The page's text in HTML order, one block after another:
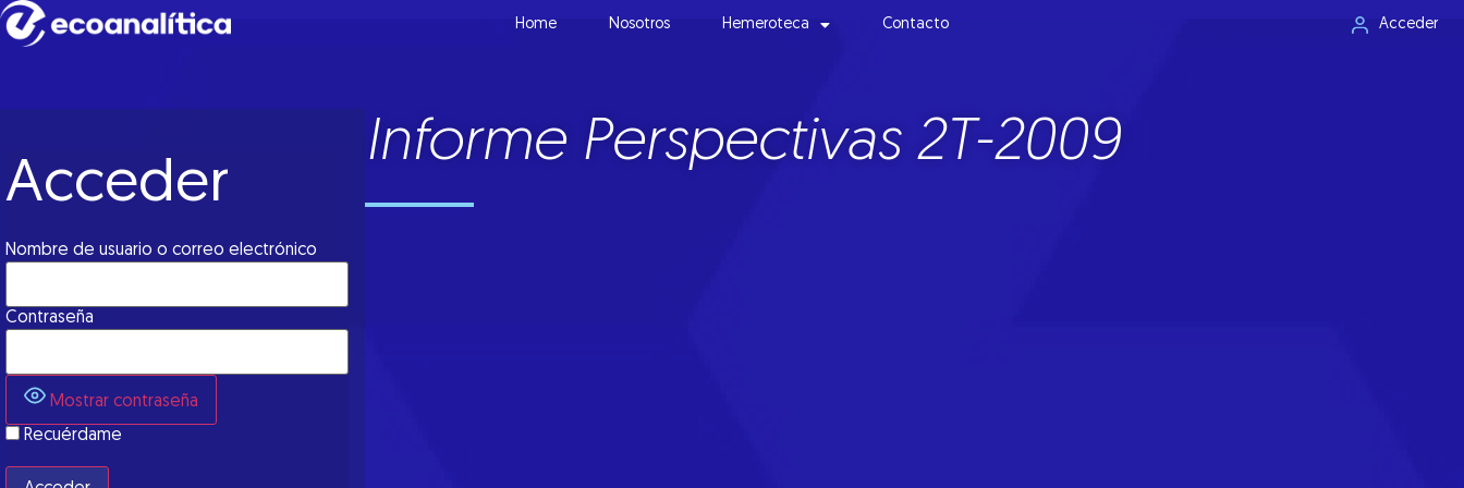
Home Nosotros Hemeroteca Contacto Acceder
Acceder
Nombre de usuario o correo electrónico
Contraseña
Mostrar contraseña
Recuérdame
Informe Perspectivas 2T-2009